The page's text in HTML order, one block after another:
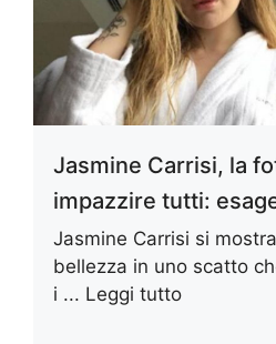
Jasmine Carrisi, la
impazzire tutti:
Jasmine Carrisi si
bellezza in uno scatto
i ... Leggi tutto